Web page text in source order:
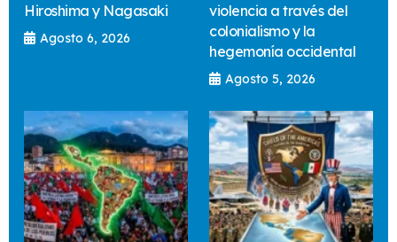
Hiroshima y Nagasaki
Agosto 6, 2026
violencia a través del
colonialismo y la
hegemonía occidental
Agosto 5, 2026